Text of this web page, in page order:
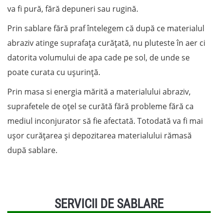
va fi pură, fără depuneri sau rugină.
Prin sablare fără praf întelegem că după ce materialul
abraziv atinge suprafața curățată, nu pluteste în aer ci
datorita volumului de apa cade pe sol, de unde se
poate curata cu ușurință.
Prin masa si energia mărită a materialului abraziv,
suprafetele de oțel se curătă fără probleme fără ca
mediul inconjurator să fie afectată. Totodată va fi mai
ușor curățarea și depozitarea materialului rămasă
după sablare.
SERVICII DE SABLARE